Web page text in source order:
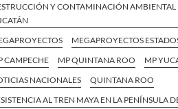
Y CONTAMINACIÓN AMBIENTAL
MEGAPROYECTOS
CAMPECHE
MP QUINTANA ROO
MP
NACIONALES
QUINTANA ROO
AL TREN MAYA EN LA PENÍNSULA